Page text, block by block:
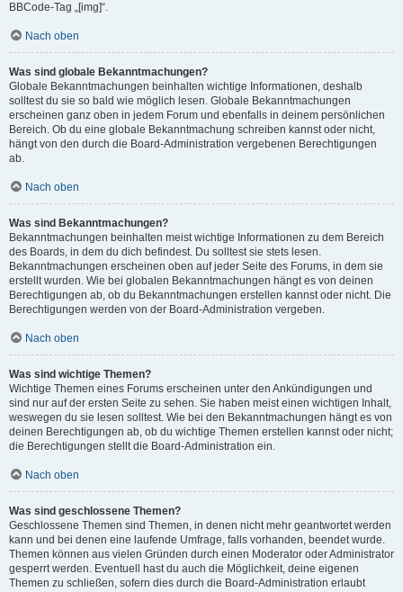
BBCode-Tag „[img]“.
Nach oben
Was sind globale Bekanntmachungen?
Globale Bekanntmachungen beinhalten wichtige Informationen, deshalb
solltest du sie so bald wie möglich lesen. Globale Bekanntmachungen
erscheinen ganz oben in jedem Forum und ebenfalls in deinem persönlichen
Bereich. Ob du eine globale Bekanntmachung schreiben kannst oder nicht,
hängt von den durch die Board-Administration vergebenen Berechtigungen
ab.
Nach oben
Was sind Bekanntmachungen?
Bekanntmachungen beinhalten meist wichtige Informationen zu dem Bereich
des Boards, in dem du dich befindest. Du solltest sie stets lesen.
Bekanntmachungen erscheinen oben auf jeder Seite des Forums, in dem sie
erstellt wurden. Wie bei globalen Bekanntmachungen hängt es von deinen
Berechtigungen ab, ob du Bekanntmachungen erstellen kannst oder nicht. Die
Berechtigungen werden von der Board-Administration vergeben.
Nach oben
Was sind wichtige Themen?
Wichtige Themen eines Forums erscheinen unter den Ankündigungen und
sind nur auf der ersten Seite zu sehen. Sie haben meist einen wichtigen Inhalt,
weswegen du sie lesen solltest. Wie bei den Bekanntmachungen hängt es von
deinen Berechtigungen ab, ob du wichtige Themen erstellen kannst oder nicht;
die Berechtigungen stellt die Board-Administration ein.
Nach oben
Was sind geschlossene Themen?
Geschlossene Themen sind Themen, in denen nicht mehr geantwortet werden
kann und bei denen eine laufende Umfrage, falls vorhanden, beendet wurde.
Themen können aus vielen Gründen durch einen Moderator oder Administrator
gesperrt werden. Eventuell hast du auch die Möglichkeit, deine eigenen
Themen zu schließen, sofern dies durch die Board-Administration erlaubt